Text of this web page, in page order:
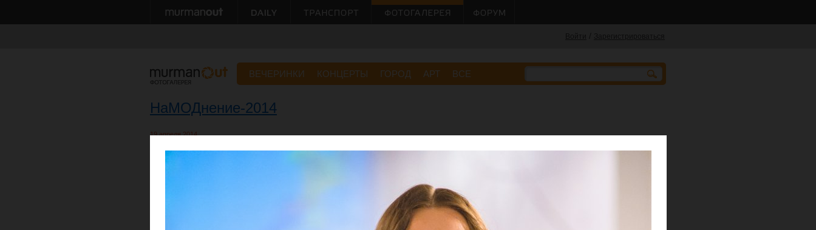
ВЕЧЕРИНКИ КОНЦЕРТЫ ГОРОД АРТ ВСЕ
НаМОДнение-2014
19 апреля 2014